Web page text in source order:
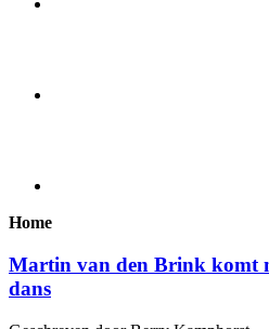
Home
Martin van den Brink komt
dans